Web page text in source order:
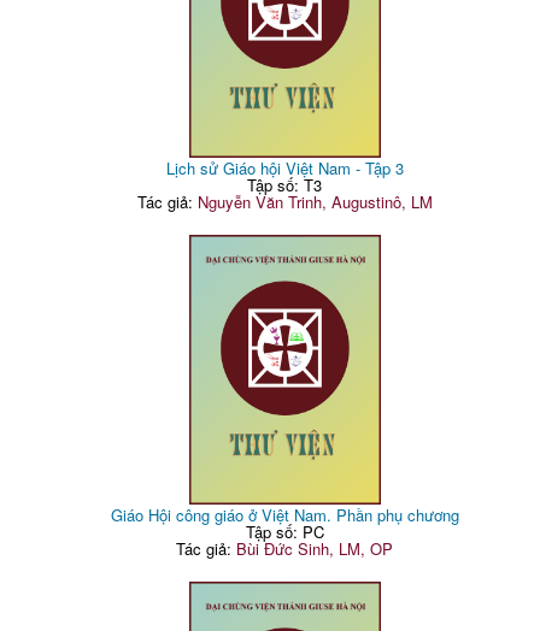
Lịch sử Giáo hội Việt Nam - Tập 3
Tập số: T3
Tác giả: Nguyễn Văn Trinh, Augustinô, LM
Giáo Hội công giáo ở Việt Nam. Phần phụ chương
Tập số: PC
Tác giả: Bùi Đức Sinh, LM, OP